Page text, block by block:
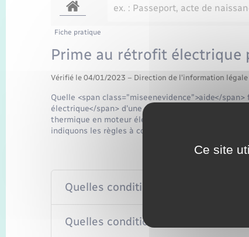
Fiche pratique
Prime au rétrofit électrique
Vérifié le 04/01/2023 – Direction de l'information
Quelle <span class="miseenevidence">aide</
électrique</span> d'une <span
thermique en moteur électrique) ? Quelles sont les
indiquons les règles à connaître <span
Quelles conditions remplir pour
Quelles conditions doit remplir la
Ce site